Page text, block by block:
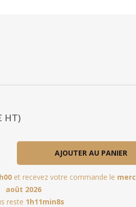
HT)
AJOUTER AU PANIER
et recevez votre commande le
août 2026
reste 1h11min7s